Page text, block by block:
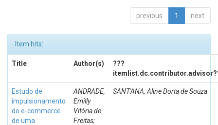
previous 1 next
Item hits:
Title Author(s)
???
Estudo de
impulsionamento
do e-commerce
de uma
ANDRADE,
Emilly
Vitória de
Freitas;
SANT'ANA, Aline Dorta de Souza